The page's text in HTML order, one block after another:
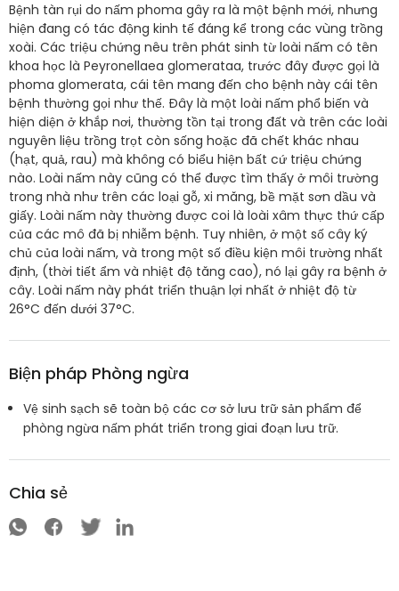
Bệnh tàn rụi do nấm phoma gây ra là một bệnh mới, nhưng
hiện đang có tác động kinh tế đáng kể trong các vùng trồng
xoài. Các triệu chứng nêu trên phát sinh từ loài nấm có tên
khoa học là Peyronellaea glomerataa, trước đây được gọi là
phoma glomerata, cái tên mang đến cho bệnh này cái tên
bệnh thường gọi như thế. Đây là một loài nấm phổ biến và
hiện diện ở khắp nơi, thường tồn tại trong đất và trên các loài
nguyên liệu trồng trọt còn sống hoặc đã chết khác nhau
(hạt, quả, rau) mà không có biểu hiện bất cứ triệu chứng
nào. Loài nấm này cũng có thể được tìm thấy ở môi trường
trong nhà như trên các loại gỗ, xi măng, bề mặt sơn dầu và
giấy. Loài nấm này thường được coi là loài xâm thực thứ cấp
của các mô đã bị nhiễm bệnh. Tuy nhiên, ở một số cây ký
chủ của loài nấm, và trong một số điều kiện môi trường nhất
định, (thời tiết ẩm và nhiệt độ tăng cao), nó lại gây ra bệnh ở
cây. Loài nấm này phát triển thuận lợi nhất ở nhiệt độ từ
26°C đến dưới 37°C.
Biện pháp Phòng ngừa
Vệ sinh sạch sẽ toàn bộ các cơ sở lưu trữ sản phẩm để
phòng ngừa nấm phát triển trong giai đoạn lưu trữ.
Chia sẻ